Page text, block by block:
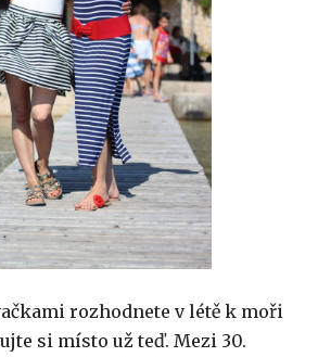
rozhodnete v létě k moři
si místo už teď. Mezi 30.